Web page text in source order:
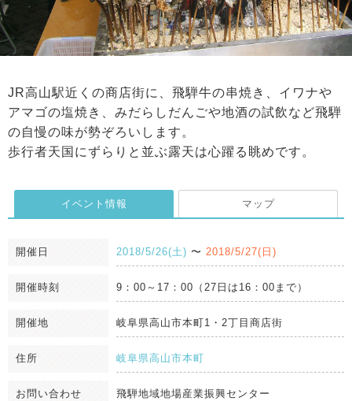
JR高山駅近くの商店街に、飛騨牛の串焼き、イワナや
アマゴの塩焼き、みだらしだんごや地酒の試飲など飛騨
の自慢の味が勢ぞろいします。
歩行者天国にずらりと並ぶ露天は心躍る眺めです。
イベント情報 マップ
開催日 2018/5/26(土) 〜 2018/5/27(日)
開催時刻 9：00～17：00（27日は16：00まで）
開催地 岐阜県高山市本町1・2丁目商店街
住所 岐阜県高山市本町
お問い合わせ
飛騨地域地場産業振興センター